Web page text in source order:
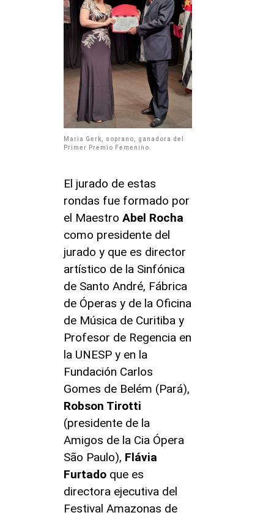
Maria Gerk, soprano, ganadora del
Primer Premio Femenino.
El jurado de estas
rondas fue formado por
el Maestro Abel Rocha
como presidente del
jurado y que es director
artístico de la Sinfónica
de Santo André, Fábrica
de Óperas y de la Oficina
de Música de Curitiba y
Profesor de Regencia en
la UNESP y en la
Fundación Carlos
Gomes de Belém (Pará),
Robson Tirotti
(presidente de la
Amigos de la Cia Ópera
São Paulo), Flávia
Furtado que es
directora ejecutiva del
Festival Amazonas de